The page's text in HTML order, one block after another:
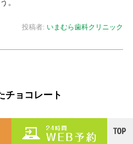
。
投稿者: いまむら歯科クリニック
チョコレート
歯医者いまむら歯科クリニック